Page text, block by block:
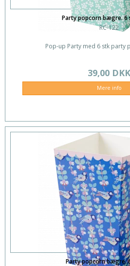
Party popcorn bægre. 6
RC-122
Pop-up Party med 6 stk
39,00 DKK
Mere info
Party popcorn bægre.